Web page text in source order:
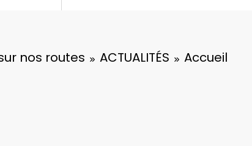
Accueil
ACTUALITÉS
nos routes